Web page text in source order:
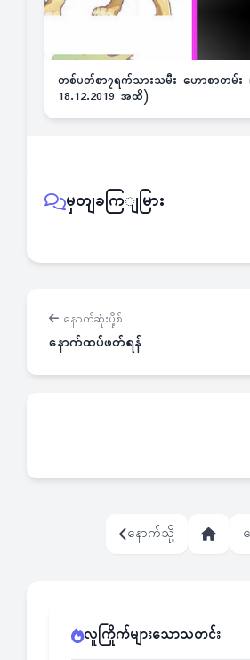
တစ်ပတ်စာ၇ရက်သားသမီး ဟောစာတမ်း
18.12.2019 အထိ)
မှတျခကြျမြား
နောက်ဆုံးပို့စ်
နောက်ထပ်ဖတ်ရန်
နောက်သို့
လူကြိုက်များသောသတင်း